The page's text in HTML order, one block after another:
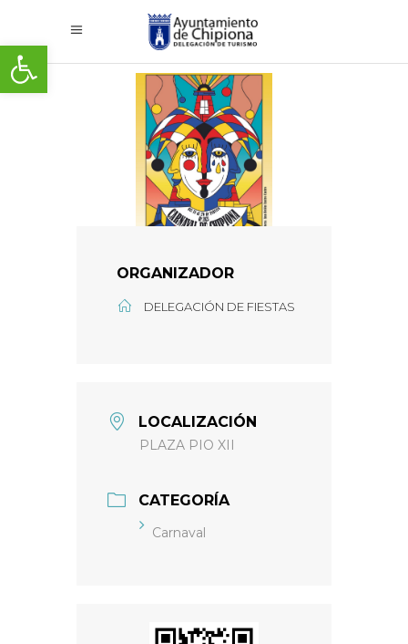
Abrir barra de herramientas
ORGANIZADOR
DELEGACIÓN DE FIESTAS
LOCALIZACIÓN
PLAZA PIO XII
CATEGORÍA
Carnaval